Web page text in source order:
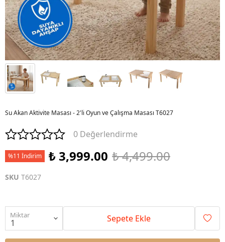
Su Akan Aktivite Masası - 2'li Oyun ve Çalışma Masası T6027
0 Değerlendirme
%11 İndirim ₺ 3,999.00 ₺ 4,499.00
SKU T6027
Miktar Sepete Ekle